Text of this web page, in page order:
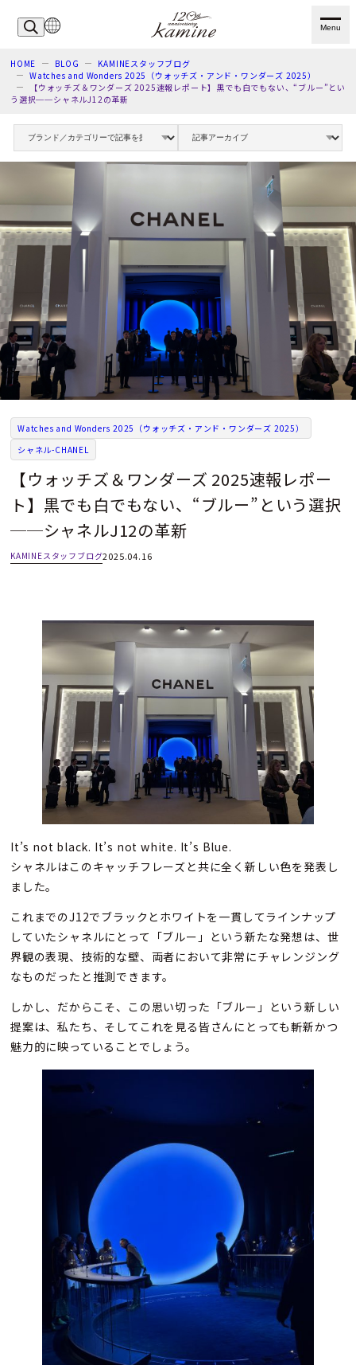
Menu
HOME BLOG
KAMINEスタッフブログ
Watches and Wonders 2025（ウォッチズ・アンド・ワンダーズ 2025）
【ウォッチズ＆ワンダーズ 2025速報レポート】黒でも白でもない、“ブルー”とい
う選択──シャネルJ12の革新
Watches and Wonders 2025（ウォッチズ・アンド・ワンダーズ 2025）
シャネル-CHANEL
【ウォッチズ＆ワンダーズ 2025速報レポー
ト】黒でも白でもない、“ブルー”という選択
──シャネルJ12の革新
KAMINEスタッフブログ2025.04.16
It’s not black. It’s not white. It’s Blue.
シャネルはこのキャッチフレーズと共に全く新しい色を発表し
ました。
これまでのJ12でブラックとホワイトを一貫してラインナップ
していたシャネルにとって「ブルー」という新たな発想は、世
界観の表現、技術的な壁、両者において非常にチャレンジング
なものだったと推測できます。
しかし、だからこそ、この思い切った「ブルー」という新しい
提案は、私たち、そしてこれを見る皆さんにとっても斬新かつ
魅力的に映っていることでしょう。